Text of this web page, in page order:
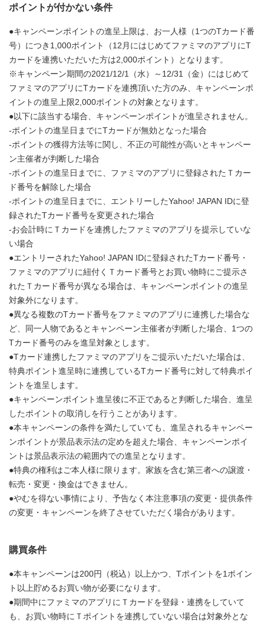
ポイントが付かない条件
●キャンペーンポイントの進呈上限は、お一人様（1つのTカード番
号）につき1,000ポイント（12月にはじめてファミマのアプリにT
カードを連携いただいた方は2,000ポイント）となります。
※キャンペーン期間の2021/12/1（水）～12/31（金）にはじめて
ファミマのアプリにTカードを連携頂いた方のみ、キャンペーンポ
イントの進呈上限2,000ポイントの対象となります。
●以下に該当する場合、キャンペーンポイントが進呈されません。
-ポイントの進呈日までにTカードが無効となった場合
-ポイントの獲得方法等に関し、不正の可能性が高いとキャンペー
ン主催者が判断した場合
-ポイントの進呈日までに、ファミマのアプリに登録されたＴカー
ド番号を解除した場合
-ポイントの進呈日までに、エントリーしたYahoo! JAPAN IDに登
録されたTカード番号を変更された場合
-お会計時にＴカードを連携したファミマのアプリを提示していな
い場合
●エントリーされたYahoo! JAPAN IDに登録されたTカード番号・
ファミマのアプリに紐付くＴカード番号とお買い物時にご提示さ
れたＴカード番号が異なる場合は、キャンペーンポイントの進呈
対象外になります。
●異なる複数のTカード番号をファミマのアプリに連携した場合な
ど、同一人物であるとキャンペーン主催者が判断した場合、1つの
Tカード番号のみを進呈対象とします。
●Tカード連携したファミマのアプリをご提示いただいた場合は、
特典ポイント進呈時に連携しているTカード番号に対して特典ポイ
ントを進呈します。
●キャンペーンポイント進呈後に不正であると判断した場合、進呈
したポイントの取消しを行うことがあります。
●本キャンペーンの条件を満たしていても、進呈されるキャンペー
ンポイントが景品表示法の定めを超えた場合、キャンペーンポイ
ントは景品表示法の範囲内での進呈となります。
●特典の権利はご本人様に限ります。家族を含む第三者への譲渡・
転売・変更・換金はできません。
●やむを得ない事情により、予告なく本注意事項の変更・提供条件
の変更・キャンペーンを終了させていただく場合があります。
購買条件
●本キャンペーンは200円（税込）以上かつ、Tポイントを1ポイン
ト以上貯めるお買い物が必要になります。
●期間中にファミマのアプリにＴカードを登録・連携をしていて
も、お買い物時にＴポイントを連携していない場合は対象外とな